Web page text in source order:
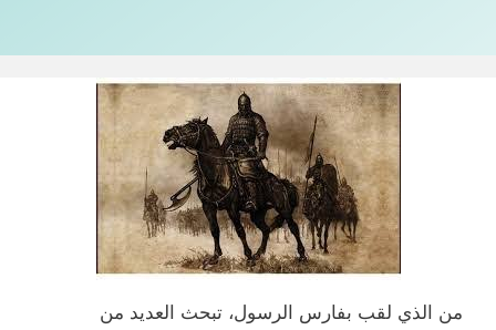
من الذي لقب بفارس الرسول، تبحث العديد من